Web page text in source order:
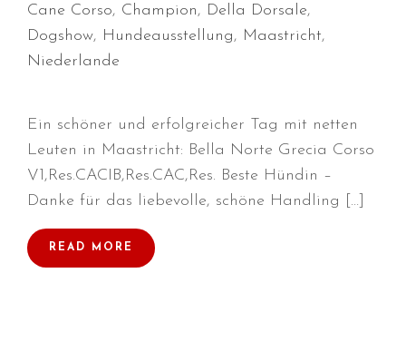
Juni 2023
Juli 2022
Cane Corso, Champion, Della Dorsale,
Dogshow, Hundeausstellung, Maastricht,
Niederlande
Ein schöner und erfolgreicher Tag mit netten
Leuten in Maastricht: Bella Norte Grecia Corso
V1,Res.CACIB,Res.CAC,Res. Beste Hündin –
Danke für das liebevolle, schöne Handling […]
READ MORE